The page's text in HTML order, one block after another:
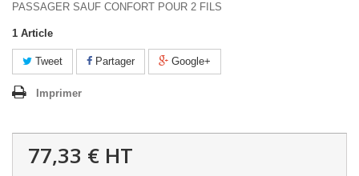
PASSAGER SAUF CONFORT POUR 2 FILS
1 Article
Tweet Partager Google+
Imprimer
77,33 € HT